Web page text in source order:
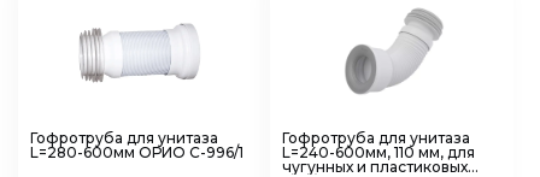
Гофротруба для унитаза
L=280-600мм ОРИО С-996/1
Гофротруба для унитаза
L=240-600мм, 110 мм, для
чугунных и пластиковых